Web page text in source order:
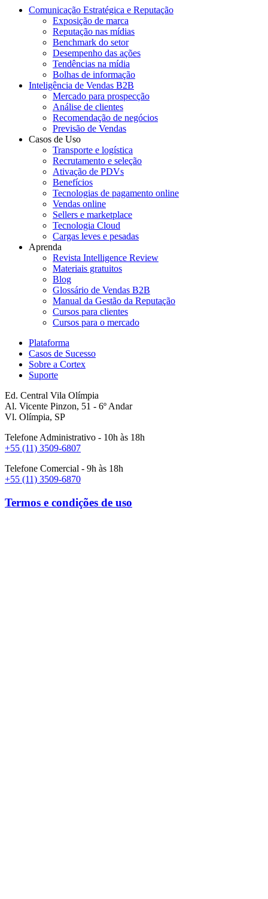
Comunicação Estratégica e Reputação
Exposição de marca
Reputação nas mídias
Benchmark do setor
Desempenho das ações
Tendências na mídia
Bolhas de informação
Inteligência de Vendas B2B
Mercado para prospecção
Análise de clientes
Recomendação de negócios
Previsão de Vendas
Casos de Uso
Transporte e logística
Recrutamento e seleção
Ativação de PDVs
Benefícios
Tecnologias de pagamento online
Vendas online
Sellers e marketplace
Tecnologia Cloud
Cargas leves e pesadas
Aprenda
Revista Intelligence Review
Materiais gratuitos
Blog
Glossário de Vendas B2B
Manual da Gestão da Reputação
Cursos para clientes
Cursos para o mercado
Plataforma
Casos de Sucesso
Sobre a Cortex
Suporte
Ed. Central Vila Olímpia
Al. Vicente Pinzon, 51 - 6º Andar
Vl. Olímpia, SP
Telefone Administrativo - 10h às 18h
+55 (11) 3509-6807
Telefone Comercial - 9h às 18h
+55 (11) 3509-6870
Termos e condições de uso